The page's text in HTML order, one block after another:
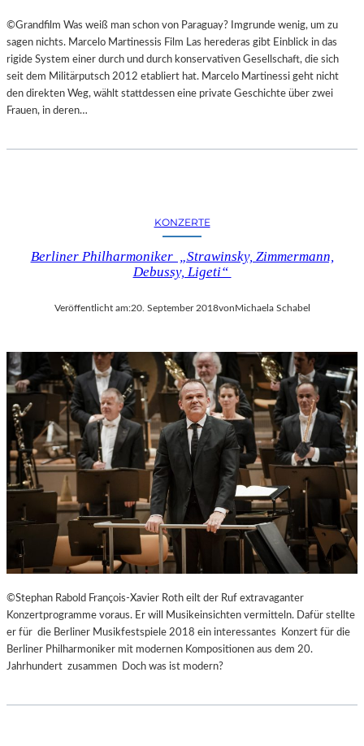
©Grandfilm Was weiß man schon von Paraguay? Imgrunde wenig, um zu
sagen nichts. Marcelo Martinessis Film Las herederas gibt Einblick in das
rigide System einer durch und durch konservativen Gesellschaft, die sich
seit dem Militärputsch 2012 etabliert hat. Marcelo Martinessi geht nicht
den direkten Weg, wählt stattdessen eine private Geschichte über zwei
Frauen, in deren…
KONZERTE
Berliner Philharmoniker „Strawinsky, Zimmermann,
Debussy, Ligeti“
Veröffentlicht am:20. September 2018vonMichaela Schabel
©Stephan Rabold François-Xavier Roth eilt der Ruf extravaganter
Konzertprogramme voraus. Er will Musikeinsichten vermitteln. Dafür stellte
er für die Berliner Musikfestspiele 2018 ein interessantes Konzert für die
Berliner Philharmoniker mit modernen Kompositionen aus dem 20.
Jahrhundert zusammen Doch was ist modern?